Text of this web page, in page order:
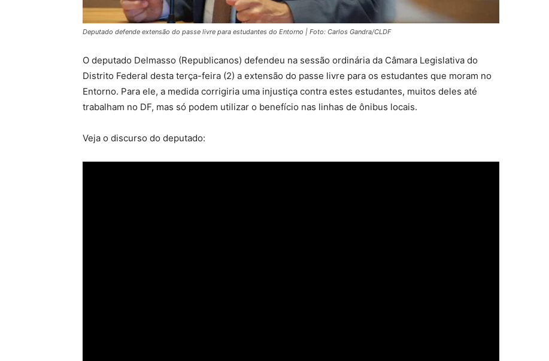
Deputado defende extensão do passe livre para estudantes do Entorno | Foto: Carlos Gandra/CLDF
O deputado Delmasso (Republicanos) defendeu na sessão ordinária da Câmara Legislativa do
Distrito Federal desta terça-feira (2) a extensão do passe livre para os estudantes que moram no
Entorno. Para ele, a medida corrigiria uma injustiça contra estes estudantes, muitos deles até
trabalham no DF, mas só podem utilizar o benefício nas linhas de ônibus locais.
Veja o discurso do deputado: